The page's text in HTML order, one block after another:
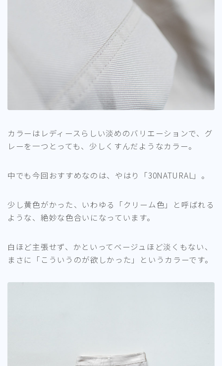
カラーはレディースらしい淡めのバリエーションで、グ
レーを一つとっても、少しくすんだようなカラー。
中でも今回おすすめなのは、やはり「30NATURAL」。
少し黄色がかった、いわゆる「クリーム色」と呼ばれる
ような、絶妙な色合いになっています。
白ほど主張せず、かといってベージュほど淡くもない、
まさに「こういうのが欲しかった」というカラーです。